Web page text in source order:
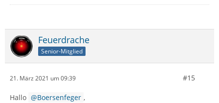
Feuerdrache
Senior-Mitglied
21. März 2021 um 09:39 #15
Hallo Boersenfeger ,